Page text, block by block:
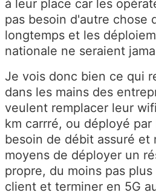
à leur place car les
pas besoin d'autre chose
longtemps et les
nationale ne seraient
Je vois donc bien ce qui
dans les mains des
veulent remplacer leur
km carrré, ou déployé
besoin de débit assuré et
moyens de déployer un
propre, du moins pas
client et terminer en 5G